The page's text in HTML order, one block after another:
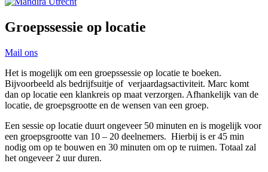
Groepssessie op locatie
Mail ons
Het is mogelijk om een groepssessie op locatie te boeken.
Bijvoorbeeld als bedrijfsuitje of verjaardagsactiviteit. Marc komt
dan op locatie een klankreis op maat verzorgen. Afhankelijk van de
locatie, de groepsgrootte en de wensen van een groep.
Een sessie op locatie duurt ongeveer 50 minuten en is mogelijk voor
een groepsgrootte van 10 – 20 deelnemers. Hierbij is er 45 min
nodig om op te bouwen en 30 minuten om op te ruimen. Totaal zal
het ongeveer 2 uur duren.